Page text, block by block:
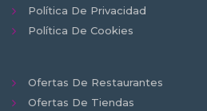
Política De Privacidad
Política De Cookies
Ofertas De Restaurantes
Ofertas De Tiendas